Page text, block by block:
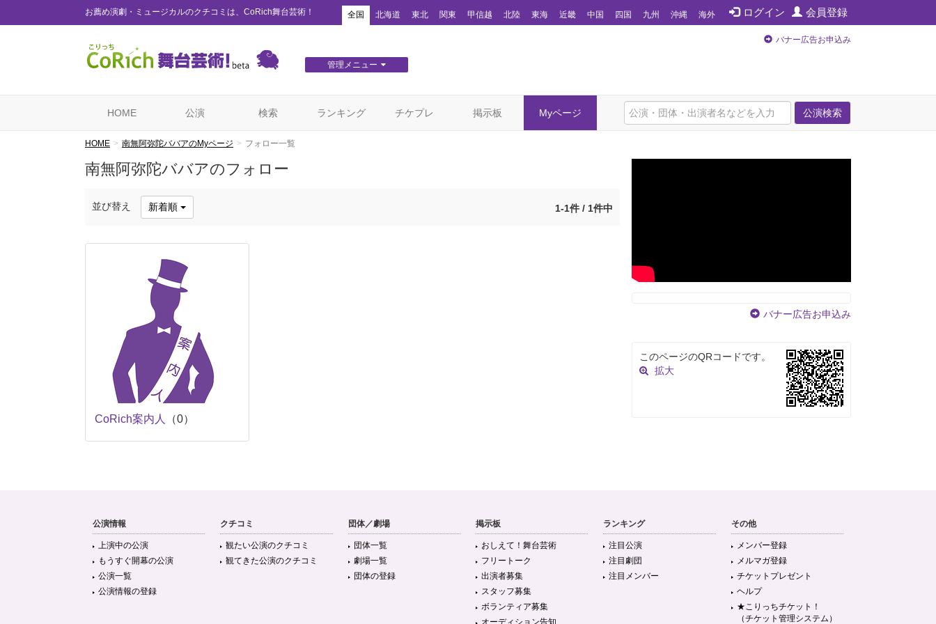
お薦め演劇・ミュージカルのクチコミは、CoRich舞台芸術！ ログイン 会員登録
全国 北海道 東北 関東 甲信越 北陸 東海 近畿 中国 四国 九州 沖縄 海外
管理メニュー
バナー広告お申込み
公演検索
HOME 公演 検索 ランキング チケプレ 掲示板 Myページ
HOME 南無阿弥陀ババアのMyページ フォロー一覧
南無阿弥陀ババアのフォロー
並び替え 新着順 1-1件 / 1件中
CoRich案内人 （0）
バナー広告お申込み
このページのQRコードです。
拡大
公演情報
上演中の公演
もうすぐ開幕の公演
公演一覧
公演情報の登録
クチコミ
観たい公演のクチコミ
観てきた公演のクチコミ
団体／劇場
団体一覧
劇場一覧
団体の登録
掲示板
おしえて！舞台芸術
フリートーク
出演者募集
スタッフ募集
ボランティア募集
オーディション告知
ランキング
注目公演
注目劇団
注目メンバー
その他
メンバー登録
メルマガ登録
チケットプレゼント
ヘルプ
★こりっちチケット！
（チケット管理システム）